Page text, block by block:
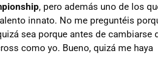
, pero además uno de los
innato. No me preguntéis
sea porque antes de cambiarse
como yo. Bueno, quizá me haya